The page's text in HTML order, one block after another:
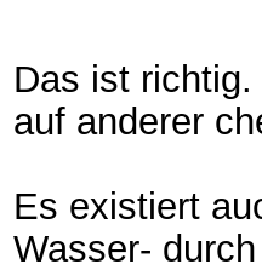
Das ist
auf anderer
Es existiert
Wasser-